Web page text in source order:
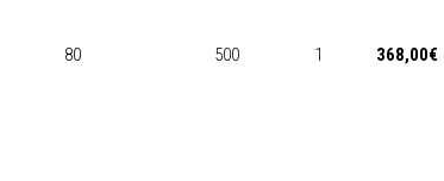
80 500 1 368,00€